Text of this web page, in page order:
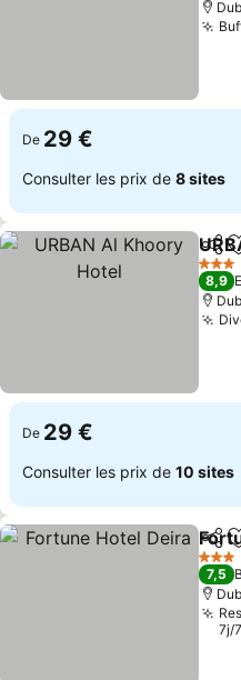
De 29 €
Consulter les prix de 8 sites
3
8,9
De 29 €
Consulter les prix de 10 sites
3
7,5
7j/7